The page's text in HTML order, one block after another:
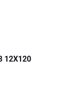
12X120